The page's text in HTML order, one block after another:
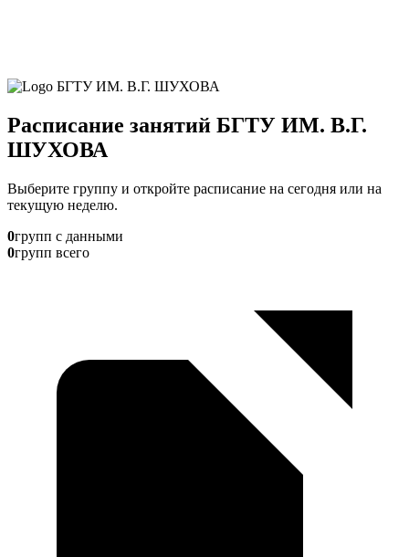
Расписание занятий БГТУ ИМ. В.Г.
ШУХОВА
Выберите группу и откройте расписание на сегодня или на
текущую неделю.
0групп с данными
0групп всего